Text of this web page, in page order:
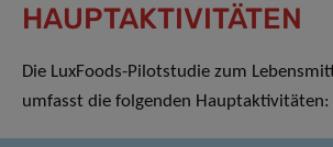
HAUPTAKTIVITÄTEN
Die LuxFoods-Pilotstudie zum
umfasst die folgenden Hauptaktivitäten: